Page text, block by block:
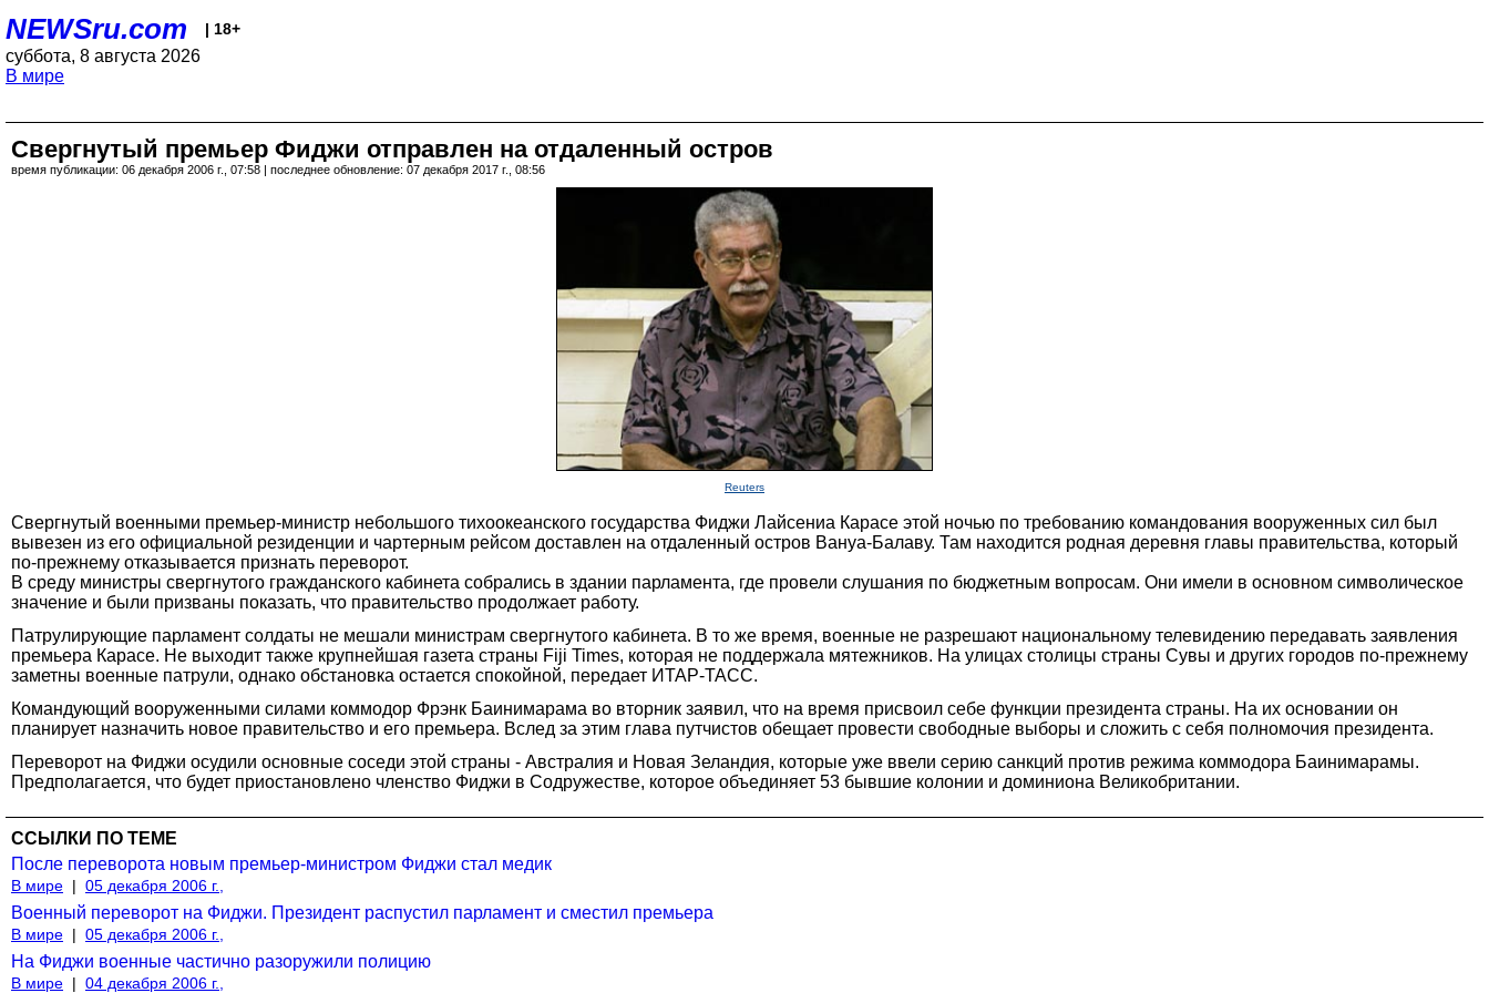
NEWSru.com | 18+
суббота, 8 августа 2026
В мире
Свергнутый премьер Фиджи отправлен на отдаленный остров
время публикации: 06 декабря 2006 г., 07:58 | последнее обновление: 07 декабря 2017 г., 08:56
Reuters
Свергнутый военными премьер-министр небольшого тихоокеанского государства Фиджи Лайсениа Карасе этой ночью по требованию командования вооруженных сил был
вывезен из его официальной резиденции и чартерным рейсом доставлен на отдаленный остров Вануа-Балаву. Там находится родная деревня главы правительства, который
по-прежнему отказывается признать переворот.
В среду министры свергнутого гражданского кабинета собрались в здании парламента, где провели слушания по бюджетным вопросам. Они имели в основном символическое
значение и были призваны показать, что правительство продолжает работу.
Патрулирующие парламент солдаты не мешали министрам свергнутого кабинета. В то же время, военные не разрешают национальному телевидению передавать заявления
премьера Карасе. Не выходит также крупнейшая газета страны Fiji Times, которая не поддержала мятежников. На улицах столицы страны Сувы и других городов по-прежнему
заметны военные патрули, однако обстановка остается спокойной, передает ИТАР-ТАСС.
Командующий вооруженными силами коммодор Фрэнк Баинимарама во вторник заявил, что на время присвоил себе функции президента страны. На их основании он
планирует назначить новое правительство и его премьера. Вслед за этим глава путчистов обещает провести свободные выборы и сложить с себя полномочия президента.
Переворот на Фиджи осудили основные соседи этой страны - Австралия и Новая Зеландия, которые уже ввели серию санкций против режима коммодора Баинимарамы.
Предполагается, что будет приостановлено членство Фиджи в Содружестве, которое объединяет 53 бывшие колонии и доминиона Великобритании.
ССЫЛКИ ПО ТЕМЕ
После переворота новым премьер-министром Фиджи стал медик
В мире | 05 декабря 2006 г.,
Военный переворот на Фиджи. Президент распустил парламент и сместил премьера
В мире | 05 декабря 2006 г.,
На Фиджи военные частично разоружили полицию
В мире | 04 декабря 2006 г.,